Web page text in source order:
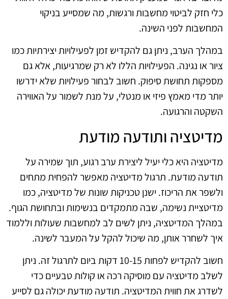
כלי חזק לביטוי מחשבות ורגשות, מה שמסייע בניקוי
המחשבות לפני השינה.
במהלך הערב, ניתן גם להקדיש זמן לפעילויות יצירתיות כמו
ציור או נגינה. הפעילויות הללו לא רק שמרגיעות, אלא גם
מספקות תחושת סיפוק. חשוב לבחור פעילויות שלא ידרשו
יותר מדי מאמץ פיזי או מנטלי, על מנת לשמור על האווירה
השקטה והרגועה.
מדיטציה ותודעה מודעת
מדיטציה היא כלי יעיל ליצירת ערב רגוע, תוך שמירה על
תודעה מודעת. תרגול מדיטציה מאפשר להפחית מתחים
ולשפר את הריכוז. ישנן טכניקות שונות של מדיטציה, כמו
מדיטציית נשימה, שבה מתמקדים בנשימות ובתחושת הגוף.
במהלך המדיטציה, ניתן לשים לב למחשבות שעולות וללמוד
איך לשחרר אותן, מה שיכול להקל על המעבר לשינה.
חשוב להקדיש לפחות 10-15 דקות ביום לתרגול זה. ניתן
לשלב מדיטציה עם מוסיקה רכה או קולות טבעיים כדי
לשדרג את חווית המדיטציה. תודעה מודעת יכולה גם לסייע